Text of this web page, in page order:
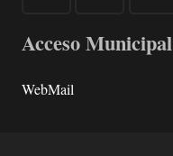
Acceso Municipal
WebMail